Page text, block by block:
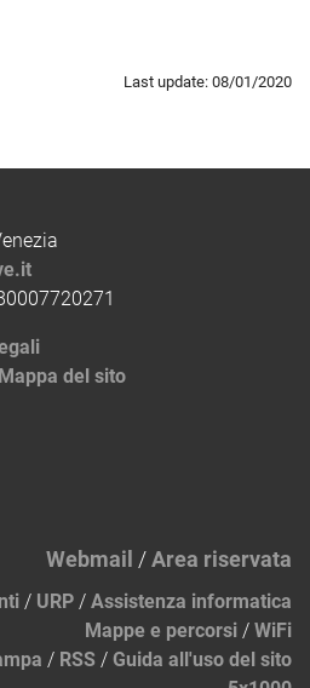
Last update: 08/01/2020
Mappa del sito
Webmail /Area riservata
/ URP / Assistenza informatica
Mappe e percorsi / WiFi
/ RSS / Guida all'uso del sito